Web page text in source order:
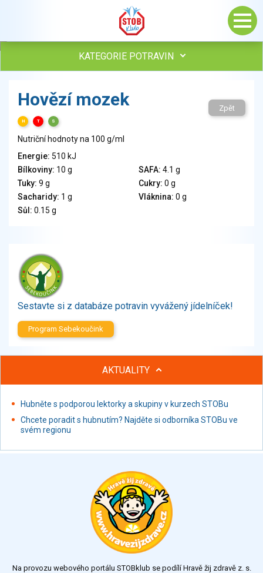
KATEGORIE POTRAVIN
Vejce
Mléko
Veganské a vegetariánské výrobky
Tuky
Obiloviny, mouka, cereální výrobky
Chléb, pečivo, křehké chleby, pufované výrobky
Ořechy, semena
Zelenina
Brambory, luštěniny, houby
Sladkosti, slané výrobky
Ochucovadla, přísady, sladidla
Proteinové výrobky, doplňky stravy
Nápoje alkoholické
Restaurace, jídelny, hotová jídla
Fastfood
Studená kuchyně, lahůdkářské výrobky
Hovězí mozek
H T S
Zpět
Nutriční hodnoty na 100 g/ml
Energie: 510 kJ
Bílkoviny: 10 g SAFA: 4.1 g
Tuky: 9 g Cukry: 0 g
Sacharidy: 1 g Vláknina: 0 g
Sůl: 0.15 g
Sestavte si z databáze potravin vyvážený jídelníček!
Program Sebekoučink
AKTUALITY
Hubněte s podporou lektorky a skupiny v kurzech STOBu
Chcete poradit s hubnutím? Najděte si odborníka STOBu ve
svém regionu
Na provozu webového portálu STOBklub se podílí Hravě žij zdravě z. s.